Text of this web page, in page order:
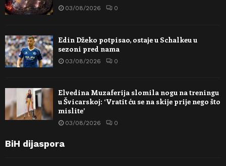
03/08/2026 0
Edin Džeko potpisao, ostaje u Schalkeu u
sezoni pred nama
03/08/2026 0
Elvedina Muzaferija slomila nogu na treningu
u Švicarskoj: ‘Vratit ću se na skije prije nego što
mislite’
03/08/2026 0
BiH dijaspora